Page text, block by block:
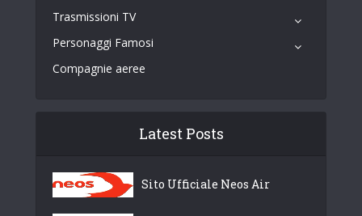
Trasmissioni TV
Personaggi Famosi
Compagnie aeree
Latest Posts
Sito Ufficiale Neos Air